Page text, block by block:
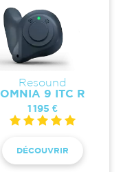
Resound
OMNIA 9 ITC R
1 195 €
DÉCOUVRIR